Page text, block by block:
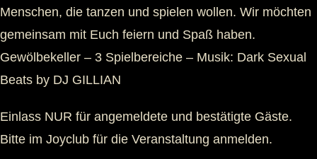
Menschen, die tanzen und spielen wollen. Wir möchten
gemeinsam mit Euch feiern und Spaß haben.
Gewölbekeller – 3 Spielbereiche – Musik: Dark Sexual
Beats by DJ GILLIAN
Einlass NUR für angemeldete und bestätigte Gäste.
Bitte im Joyclub für die Veranstaltung anmelden.